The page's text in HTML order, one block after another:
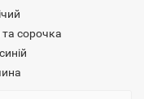
сорочка